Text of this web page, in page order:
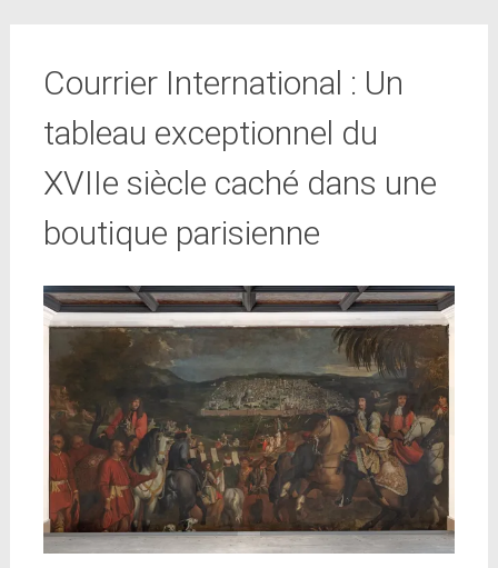
Courrier International : Un
tableau exceptionnel du
XVIIe siècle caché dans une
boutique parisienne